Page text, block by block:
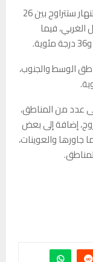
وأوضح المركز أن درجات الحرارة خلال ساعات النهار ستتراوح بين 26
الغربي، فيما
الوسط والجنوب،
عدد من المناطق،
إضافة إلى بعض
جاورها والعوينات،